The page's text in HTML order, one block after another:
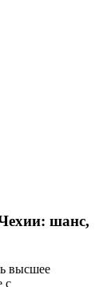
шанс,
высшее
с